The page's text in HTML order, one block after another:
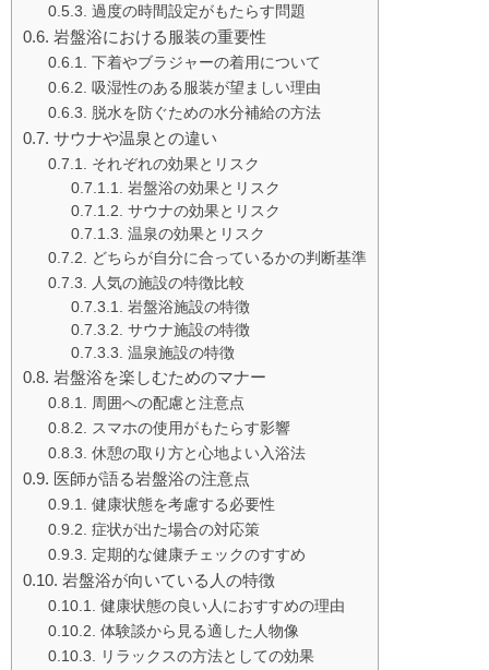
過度の時間設定がもたらす問題
岩盤浴における服装の重要性
下着やブラジャーの着用について
吸湿性のある服装が望ましい理由
脱水を防ぐための水分補給の方法
サウナや温泉との違い
それぞれの効果とリスク
岩盤浴の効果とリスク
サウナの効果とリスク
温泉の効果とリスク
どちらが自分に合っているかの判断基準
人気の施設の特徴比較
岩盤浴施設の特徴
サウナ施設の特徴
温泉施設の特徴
岩盤浴を楽しむためのマナー
周囲への配慮と注意点
スマホの使用がもたらす影響
休憩の取り方と心地よい入浴法
医師が語る岩盤浴の注意点
健康状態を考慮する必要性
症状が出た場合の対応策
定期的な健康チェックのすすめ
岩盤浴が向いている人の特徴
健康状態の良い人におすすめの理由
体験談から見る適した人物像
リラックスの方法としての効果